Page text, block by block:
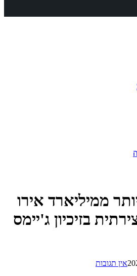
ממיליארד אירו
בזיכיון ג'יימס
תגובות